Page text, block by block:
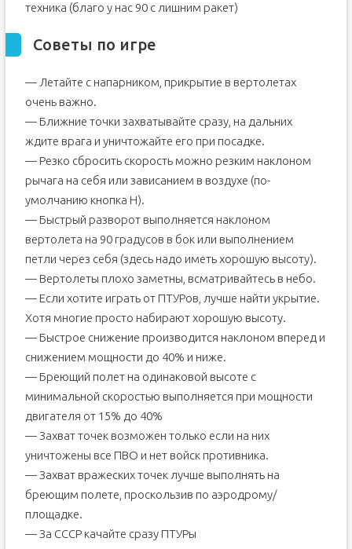
техника (благо у нас 90 с лишним ракет)
Советы по игре
— Летайте с напарником, прикрытие в вертолетах
очень важно.
— Ближние точки захватывайте сразу, на дальних
ждите врага и уничтожайте его при посадке.
— Резко сбросить скорость можно резким наклоном
рычага на себя или зависанием в воздухе (по-
умолчанию кнопка H).
— Быстрый разворот выполняется наклоном
вертолета на 90 градусов в бок или выполнением
петли через себя (здесь надо иметь хорошую высоту).
— Вертолеты плохо заметны, всматривайтесь в небо.
— Если хотите играть от ПТУРов, лучше найти укрытие.
Хотя многие просто набирают хорошую высоту.
— Быстрое снижение производится наклоном вперед и
снижением мощности до 40% и ниже.
— Бреющий полет на одинаковой высоте с
минимальной скоростью выполняется при мощности
двигателя от 15% до 40%
— Захват точек возможен только если на них
уничтожены все ПВО и нет войск противника.
— Захват вражеских точек лучше выполнять на
бреющим полете, проскользив по аэродрому/
площадке.
— За СССР качайте сразу ПТУРы